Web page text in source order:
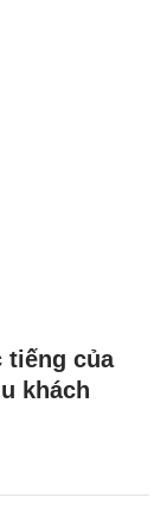
tiếng của
khách